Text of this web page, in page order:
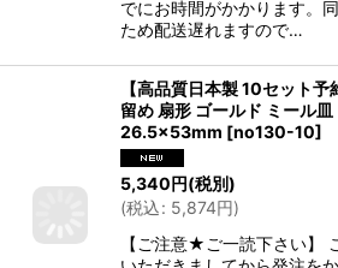
でにお時間がかかります。
ため配送遅れますので…
【高品質日本製 10セット
留め 扇形 ゴールド ミー
26.5×53mm [no130-10]
5,340円(税別)
(税込: 5,874円)
【ご注意★ご一読下さい】